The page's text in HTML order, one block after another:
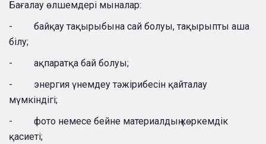
Бағалау өлшемдері мыналар:
- байқау тақырыбына сай болуы, тақырыпты аша
білу;
- ақпаратқа бай болуы;
- энергия үнемдеу тәжірибесін қайталау
мүмкіндігі;
- фото немесе бейне материалдың көркемдік
қасиеті;